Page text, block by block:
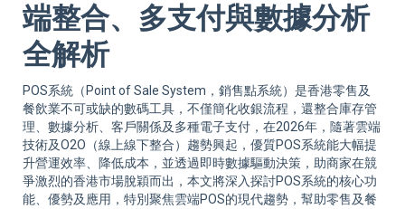
端整合、多支付與數據分析
全解析
POS系統（Point of Sale System，銷售點系統）是香港零售及
餐飲業不可或缺的數碼工具，不僅簡化收銀流程，還整合庫存管
理、數據分析、客戶關係及多種電子支付，在2026年，隨著雲端
技術及O2O（線上線下整合）趨勢興起，優質POS系統能大幅提
升營運效率、降低成本，並透過即時數據驅動決策，助商家在競
爭激烈的香港市場脫穎而出，本文將深入探討POS系統的核心功
能、優勢及應用，特別聚焦雲端POS的現代趨勢，幫助零售及餐